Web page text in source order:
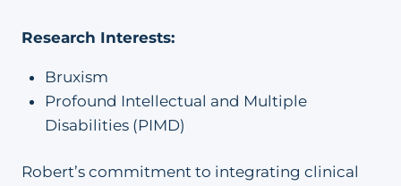
Research Interests:
Bruxism
Profound Intellectual and Multiple
Disabilities (PIMD)
Robert’s commitment to integrating clinical